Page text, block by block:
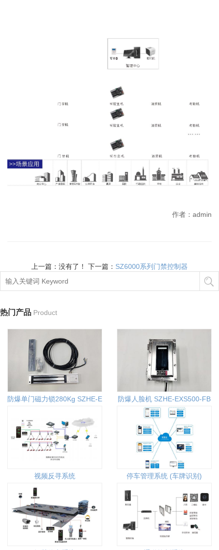
作者：admin
上一篇：没有了！ 下一篇： SZ6000系列门禁控制器
热门产品 Product
防爆单门磁力锁280Kg SZHE-EX280T防爆人脸机 SZHE-EXS500-FB
视频反寻系统 停车管理系统 (车牌识别)